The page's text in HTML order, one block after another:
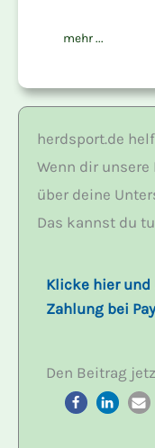
mehr ...
herdsport.de
Wenn dir
über deine
Das kannst du
Klicke hier
Zahlung bei
Den Beitrag